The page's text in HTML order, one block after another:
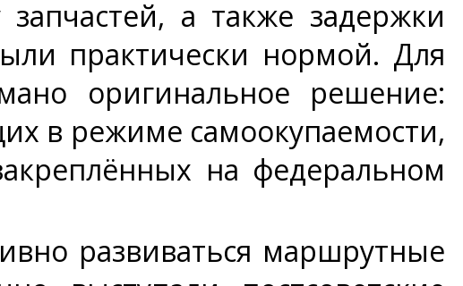
а также задержки
практически нормой. Для
оригинальное решение:
в режиме самоокупаемости,
на федеральном
развиваться маршрутные